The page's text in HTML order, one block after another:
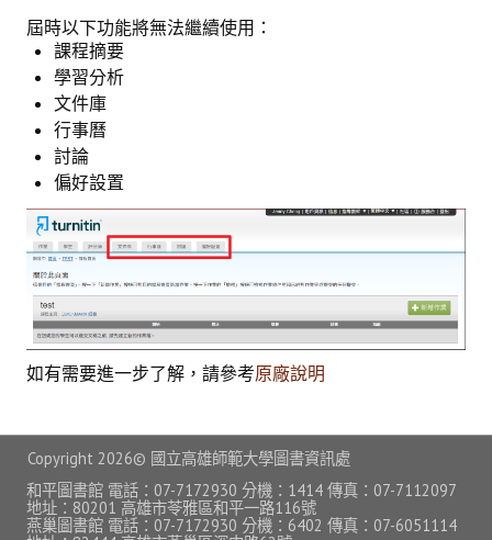
活動報名
常見問題
資訊服務
VPN連線
校園網路
網路資訊安全
無線網路
無線WiFi位置圖
校園軟體
校園授權軟體
常用自由軟體/免費軟體
屆時以下功能將無法繼續使用：
課程摘要
學習分析
文件庫
行事曆
討論
偏好設置
如有需要進一步了解，請參考原廠說明
Copyright 2026© 國立高雄師範大學圖書資訊處
和平圖書館 電話：07-7172930 分機：1414 傳真：07-7112097
地址：80201 高雄市苓雅區和平一路116號
燕巢圖書館 電話：07-7172930 分機：6402 傳真：07-6051114